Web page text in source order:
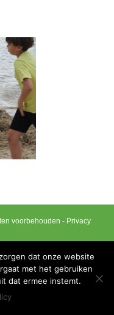
voorbehouden - Privacy
dat onze website
met het gebruiken
dat ermee instemt.